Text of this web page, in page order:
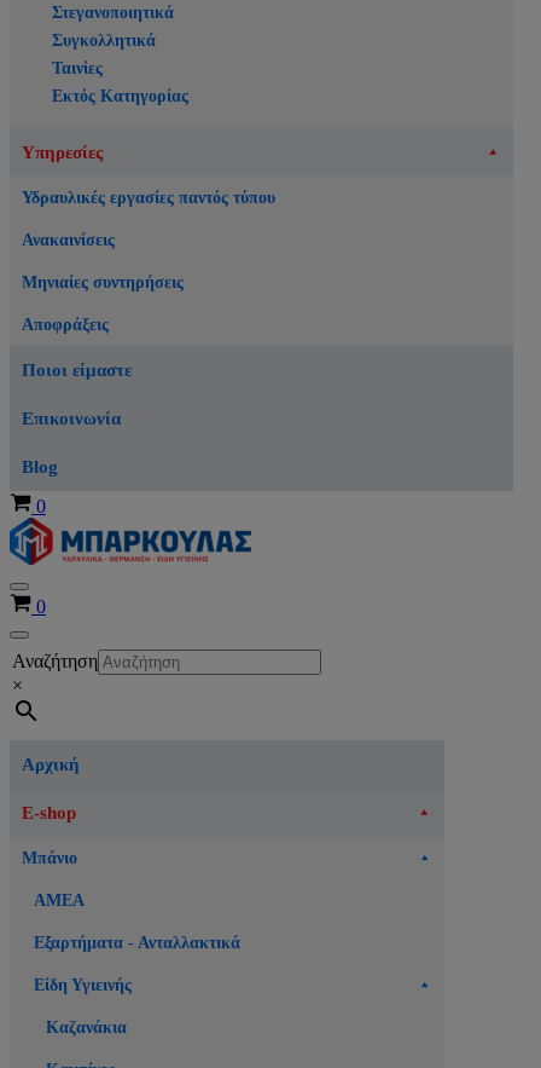
Στεγανοποιητικά
Συγκολλητικά
Ταινίες
Εκτός Κατηγορίας
Υπηρεσίες
Υδραυλικές εργασίες παντός τύπου
Ανακαινίσεις
Μηνιαίες συντηρήσεις
Αποφράξεις
Ποιοι είμαστε
Επικοινωνία
Blog
Καλάθι
0
Μενού
πλοήγησης
Καλάθι
0
Μενού
πλοήγησης
Αναζήτηση
×
Αρχική
E-shop
Μπάνιο
ΑΜΕΑ
Εξαρτήματα - Ανταλλακτικά
Είδη Υγιεινής
Καζανάκια